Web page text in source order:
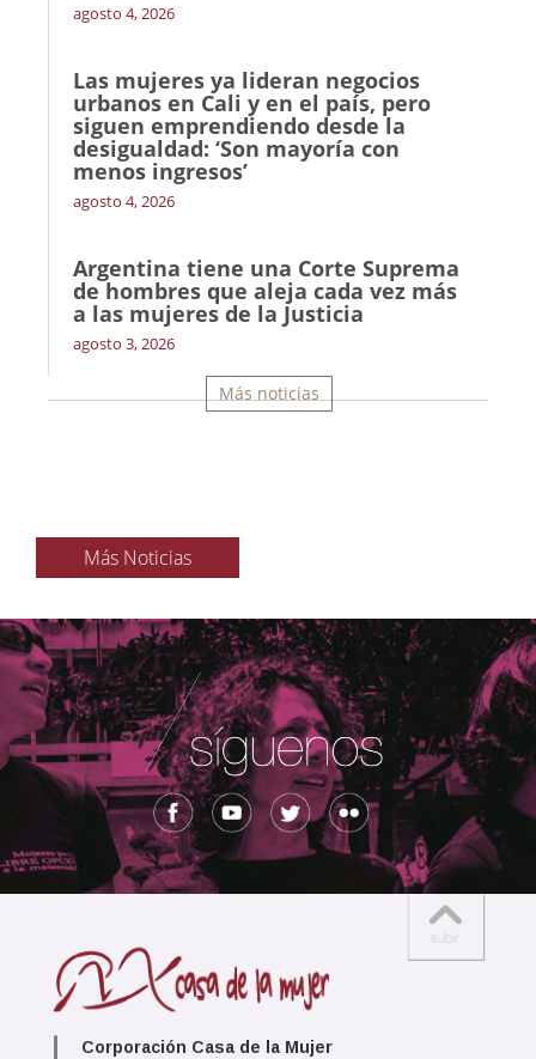
agosto 4, 2026
Las mujeres ya lideran negocios
urbanos en Cali y en el país, pero
siguen emprendiendo desde la
desigualdad: ‘Son mayoría con
menos ingresos’
agosto 4, 2026
Argentina tiene una Corte Suprema
de hombres que aleja cada vez más
a las mujeres de la Justicia
agosto 3, 2026
Más noticias
Más Noticias
Corporación Casa de la Mujer